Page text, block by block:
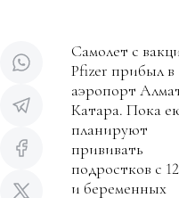
Самолет с
Pfizer прибыл в
аэропорт
Катара. Пока
планируют
прививать
подростков с
и беременных